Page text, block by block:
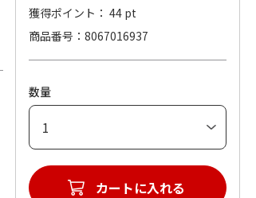
獲得ポイント： 44 pt
商品番号
8067016937
数量
カートに入れる